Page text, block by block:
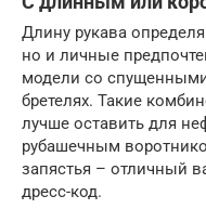
Длину рукава
но и личные
модели со
бретелях. Такие
лучше оставить для
рубашечным
запястья – отличный
дресс-код.